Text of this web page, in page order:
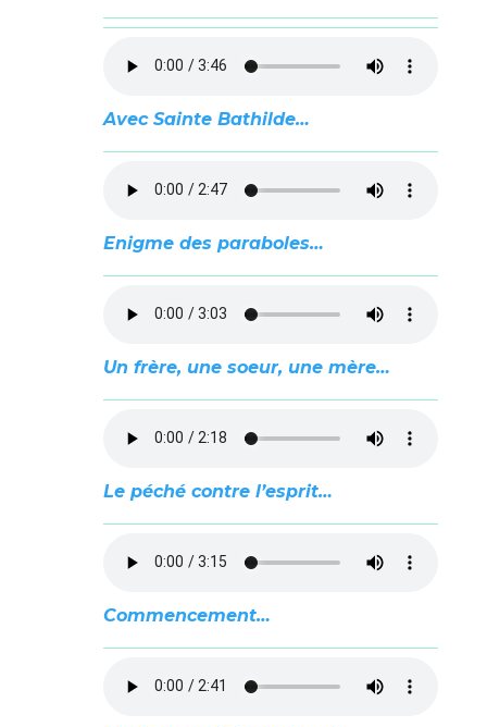
Avec Sainte Bathilde…
Enigme des paraboles…
Un frère, une soeur, une mère…
Le péché contre l’esprit…
Commencement…